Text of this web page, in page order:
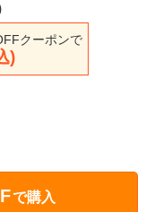
クーポンで
)
で購入